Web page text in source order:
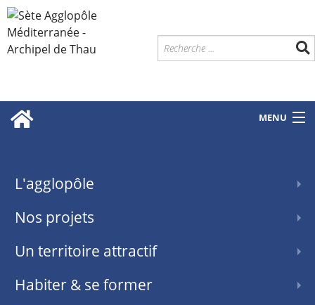
MENU
L'agglopôle
Nos projets
Un territoire attractif
Habiter & se former